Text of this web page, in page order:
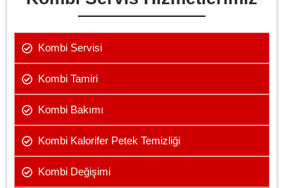
Kombi Servisi
Kombi Tamiri
Kombi Bakımı
Kombi Kalorifer Petek Temizliği
Kombi Değişimi